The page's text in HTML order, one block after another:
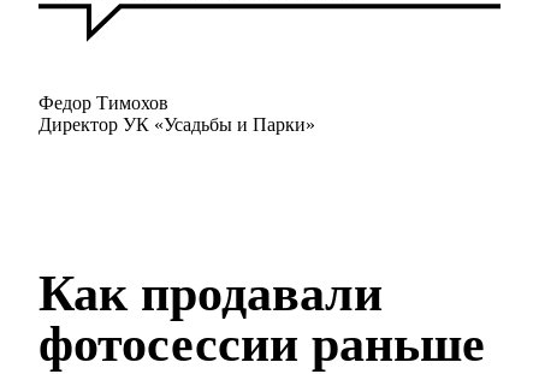
Федор Тимохов
Директор УК «Усадьбы и Парки»
Как продавали
фотосессии раньше